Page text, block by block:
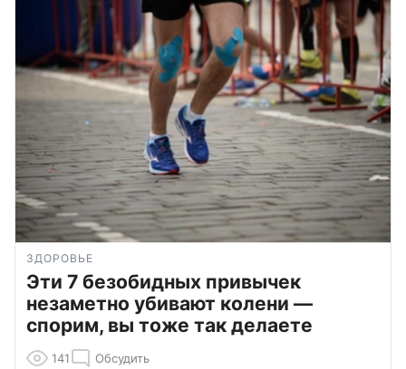
ЗДОРОВЬЕ
Эти 7 безобидных привычек
незаметно убивают колени —
спорим, вы тоже так делаете
141 Обсудить